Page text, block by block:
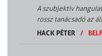
A szubjektív
rossz tanácsadó az
HACK PÉTER
/